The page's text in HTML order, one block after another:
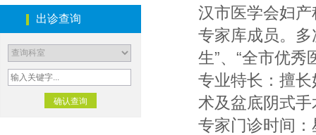
出诊查询
汉市医学会妇
专家库成员。多
生”、“全市优秀
专业特长：擅
术及盆底阴式手
专家门诊时间